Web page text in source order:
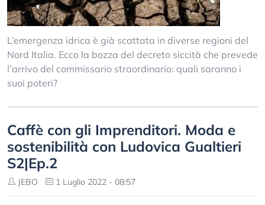
L’emergenza idrica è già scattata in diverse regioni del
Nord Italia. Ecco la bozza del decreto siccità che prevede
l’arrivo del commissario straordinario: quali saranno i
suoi poteri?
Caffè con gli Imprenditori. Moda e
sostenibilità con Ludovica Gualtieri
S2|Ep.2
JEBO 1 Luglio 2022 - 08:57